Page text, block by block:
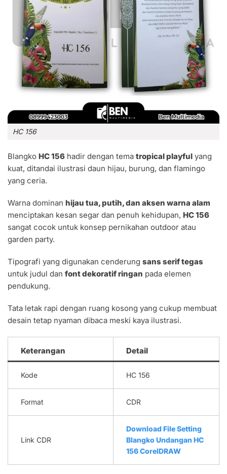
HC 156
Blangko HC 156 hadir dengan tema tropical playful yang
kuat, ditandai ilustrasi daun hijau, burung, dan flamingo
yang ceria.
Warna dominan hijau tua, putih, dan aksen warna alam
menciptakan kesan segar dan penuh kehidupan, HC 156
sangat cocok untuk konsep pernikahan outdoor atau
garden party.
Tipografi yang digunakan cenderung sans serif tegas
untuk judul dan font dekoratif ringan pada elemen
pendukung.
Tata letak rapi dengan ruang kosong yang cukup membuat
desain tetap nyaman dibaca meski kaya ilustrasi.
Keterangan Detail
Kode HC 156
Format CDR
Link CDR
Download File Setting
Blangko Undangan HC
156 CorelDRAW